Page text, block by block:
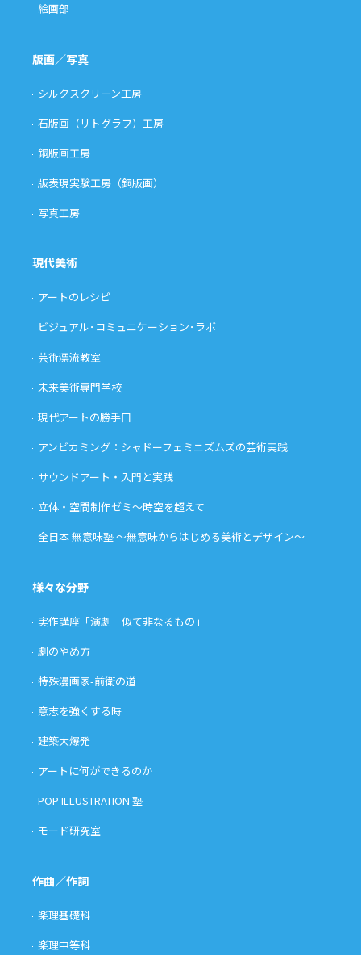
絵画部
版画／写真
シルクスクリーン工房
石版画（リトグラフ）工房
銅版画工房
版表現実験工房（銅版画）
写真工房
現代美術
アートのレシピ
ビジュアル･コミュニケーション･ラボ
芸術漂流教室
未来美術専門学校
現代アートの勝手口
アンビカミング：シャドーフェミニズムズの芸術実践
サウンドアート・入門と実践
立体・空間制作ゼミ〜時空を超えて
全日本 無意味塾 〜無意味からはじめる美術とデザイン〜
様々な分野
実作講座「演劇 似て非なるもの」
劇のやめ方
特殊漫画家-前衛の道
意志を強くする時
建築大爆発
アートに何ができるのか
POP ILLUSTRATION 塾
モード研究室
作曲／作詞
楽理基礎科
楽理中等科